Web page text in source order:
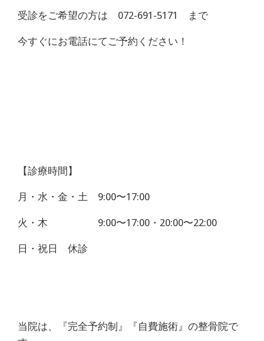
受診をご希望の方は 072-691-5171 まで
今すぐにお電話にてご予約ください！
【診療時間】
月・水・金・土 9:00〜17:00
火・木 9:00〜17:00・20:00〜22:00
日・祝日 休診
当院は、『完全予約制』『自費施術』の整骨院で